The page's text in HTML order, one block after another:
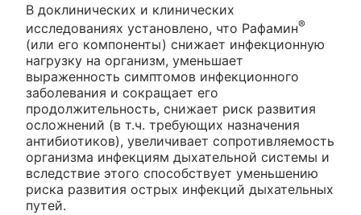
В доклинических и клинических
исследованиях установлено, что Рафамин®
(или его компоненты) снижает инфекционную
нагрузку на организм, уменьшает
выраженность симптомов инфекционного
заболевания и сокращает его
продолжительность, снижает риск развития
осложнений (в т.ч. требующих назначения
антибиотиков), увеличивает сопротивляемость
организма инфекциям дыхательной системы и
вследствие этого способствует уменьшению
риска развития острых инфекций дыхательных
путей.